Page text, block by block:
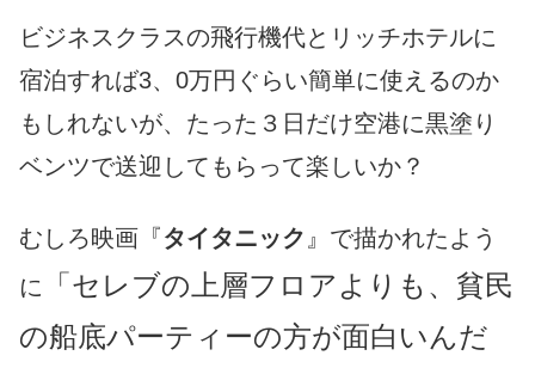
ビジネスクラスの飛行機代とリッチホテルに
宿泊すれば3、0万円ぐらい簡単に使えるのか
もしれないが、たった３日だけ空港に黒塗り
ベンツで送迎してもらって楽しいか？
むしろ映画『タイタニック 』で描かれたよう
に
「セレブの上層フロアよりも、貧民
の船底パーティーの方が面白いんだ